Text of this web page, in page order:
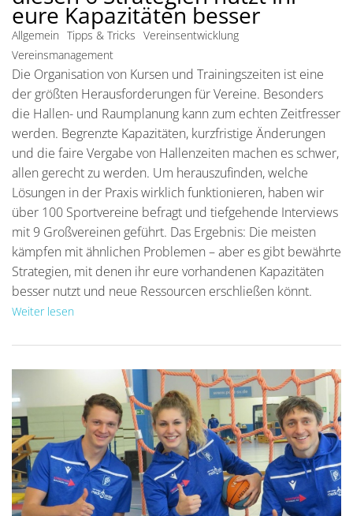
eure Kapazitäten besser
Allgemein Tipps & Tricks Vereinsentwicklung
Vereinsmanagement
Die Organisation von Kursen und Trainingszeiten ist eine
der größten Herausforderungen für Vereine. Besonders
die Hallen- und Raumplanung kann zum echten Zeitfresser
werden. Begrenzte Kapazitäten, kurzfristige Änderungen
und die faire Vergabe von Hallenzeiten machen es schwer,
allen gerecht zu werden. Um herauszufinden, welche
Lösungen in der Praxis wirklich funktionieren, haben wir
über 100 Sportvereine befragt und tiefgehende Interviews
mit 9 Großvereinen geführt. Das Ergebnis: Die meisten
kämpfen mit ähnlichen Problemen – aber es gibt bewährte
Strategien, mit denen ihr eure vorhandenen Kapazitäten
besser nutzt und neue Ressourcen erschließen könnt.
Weiter lesen